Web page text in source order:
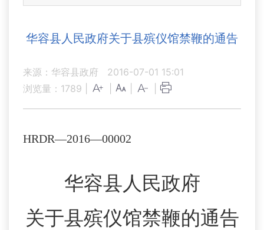
华容县人民政府关于县殡仪馆禁鞭的通告
来源：华容县政府
2016-07-01 15:01
浏览量： 1789
HRDR—2016—00002
华容县人民政府
关于县殡仪馆禁鞭的通告